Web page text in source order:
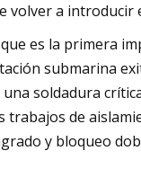
volver a
es la primera
submarina
soldadura
de
y bloqueo